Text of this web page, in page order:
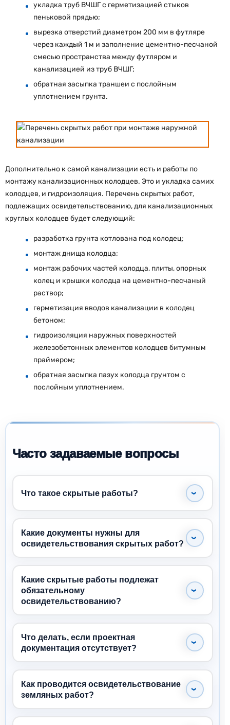
укладка труб ВЧШГ с герметизацией стыков
пеньковой прядью;
вырезка отверстий диаметром 200 мм в футляре
через каждый 1 м и заполнение цементно-песчаной
смесью пространства между футляром и
канализацией из труб ВЧШГ;
обратная засыпка траншеи с послойным
уплотнением грунта.
Дополнительно к самой канализации есть и работы по
монтажу канализационных колодцев. Это и укладка самих
колодцев, и гидроизоляция. Перечень скрытых работ,
подлежащих освидетельствованию, для канализационных
круглых колодцев будет следующий:
разработка грунта котлована под колодец;
монтаж днища колодца;
монтаж рабочих частей колодца, плиты, опорных
колец и крышки колодца на цементно-песчаный
раствор;
герметизация вводов канализации в колодец
бетоном;
гидроизоляция наружных поверхностей
железобетонных элементов колодцев битумным
праймером;
обратная засыпка пазух колодца грунтом с
послойным уплотнением.
Часто задаваемые вопросы
Что такое скрытые работы?
Какие документы нужны для
освидетельствования скрытых работ?
Какие скрытые работы подлежат
обязательному
освидетельствованию?
Что делать, если проектная
документация отсутствует?
Как проводится освидетельствование
земляных работ?